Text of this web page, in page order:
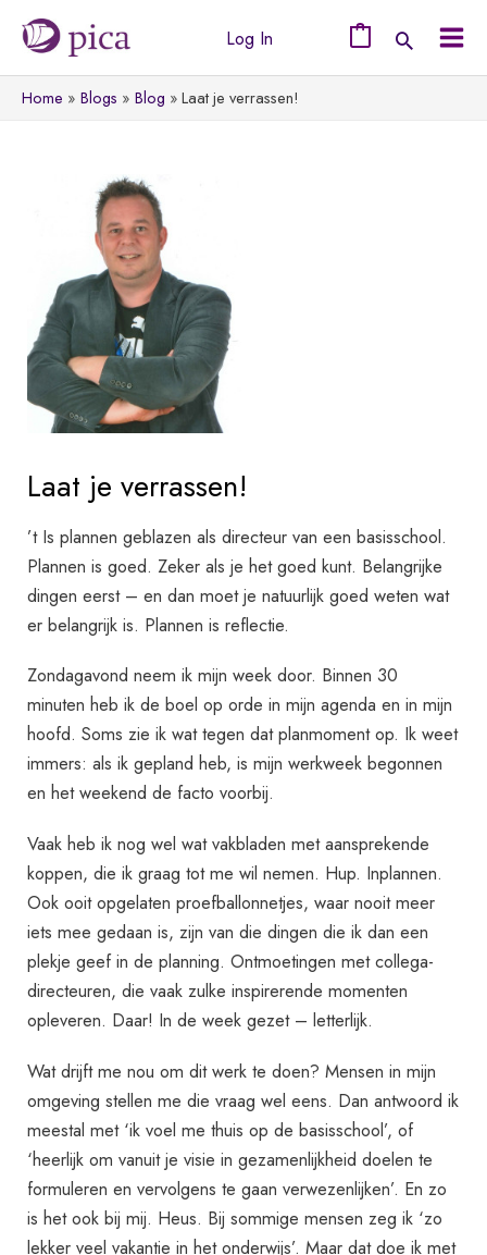
naar
de
inhoud
Log In
Home Blogs Blog Laat je verrassen!
Laat je verrassen!
’t Is plannen geblazen als directeur van een basisschool.
Plannen is goed. Zeker als je het goed kunt. Belangrijke
dingen eerst – en dan moet je natuurlijk goed weten wat
er belangrijk is. Plannen is reflectie.
Zondagavond neem ik mijn week door. Binnen 30
minuten heb ik de boel op orde in mijn agenda en in mijn
hoofd. Soms zie ik wat tegen dat planmoment op. Ik weet
immers: als ik gepland heb, is mijn werkweek begonnen
en het weekend de facto voorbij.
Vaak heb ik nog wel wat vakbladen met aansprekende
koppen, die ik graag tot me wil nemen. Hup. Inplannen.
Ook ooit opgelaten proefballonnetjes, waar nooit meer
iets mee gedaan is, zijn van die dingen die ik dan een
plekje geef in de planning. Ontmoetingen met collega-
directeuren, die vaak zulke inspirerende momenten
opleveren. Daar! In de week gezet – letterlijk.
Wat drijft me nou om dit werk te doen? Mensen in mijn
omgeving stellen me die vraag wel eens. Dan antwoord ik
meestal met ‘ik voel me thuis op de basisschool’, of
‘heerlijk om vanuit je visie in gezamenlijkheid doelen te
formuleren en vervolgens te gaan verwezenlijken’. En zo
is het ook bij mij. Heus. Bij sommige mensen zeg ik ‘zo
lekker veel vakantie in het onderwijs’. Maar dat doe ik met